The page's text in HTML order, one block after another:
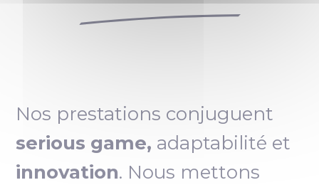
Nos prestations conjuguent
serious game, adaptabilité et
innovation. Nous mettons